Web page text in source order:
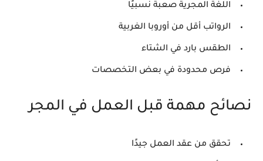
اللغة المجرية صعبة نسبيًا
الرواتب أقل من أوروبا الغربية
الطقس بارد في الشتاء
فرص محدودة في بعض التخصصات
نصائح مهمة قبل العمل في المجر
تحقق من عقد العمل جيدًا